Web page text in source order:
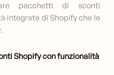
pacchetti di sconti
integrate di Shopify che le
Shopify con funzionalità